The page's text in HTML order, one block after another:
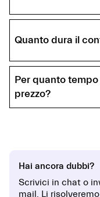
Quanto dura il
Per quanto
prezzo?
Hai ancora dubbi?
Scrivici in chat o
mail. Li